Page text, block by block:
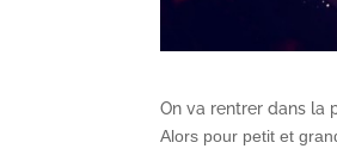
On va rentrer dans la
Alors pour petit et